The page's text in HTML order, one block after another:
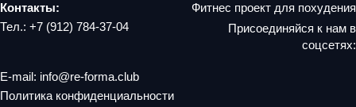
Контакты:
Тел.: +7 (912) 784-37-04
E-mail: info@re-forma.club
Политика конфиденциальности
Фитнес проект для похудения
Присоединяйся к нам в
соцсетях: